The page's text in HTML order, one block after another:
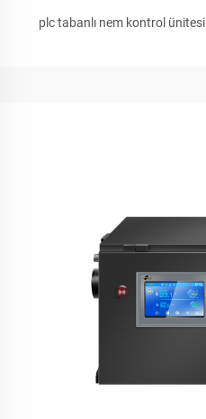
plc tabanlı nem kontrol ünitesi